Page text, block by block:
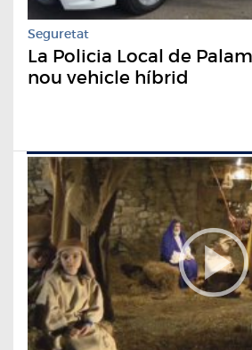
Seguretat
La Policia Local de
nou vehicle híbrid